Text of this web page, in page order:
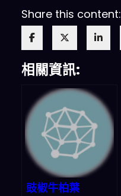
Share this content:
相關資訊:
豉椒牛柏葉